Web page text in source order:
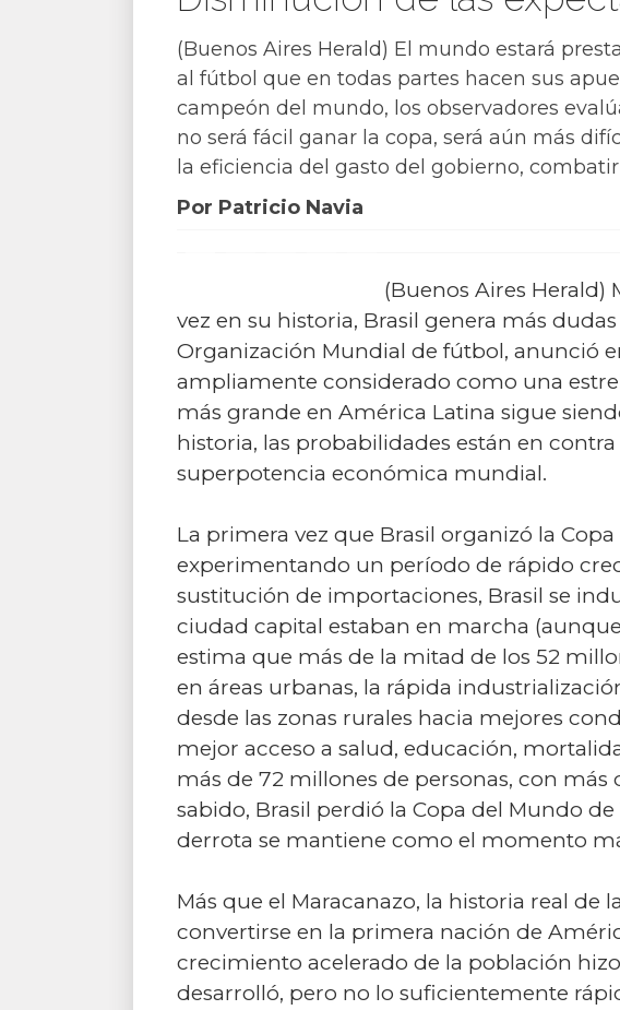
(Buenos Aires Herald) El mundo estará
al fútbol que en todas partes hacen sus
campeón del mundo, los observadores
no será fácil ganar la copa, será aún más
la eficiencia del gasto del gobierno,
Por Patricio Navia
(Buenos Aires
vez en su historia, Brasil genera más
Organización Mundial de fútbol, anunció
ampliamente considerado como una
más grande en América Latina sigue
historia, las probabilidades están en
superpotencia económica mundial.
La primera vez que Brasil organizó la
experimentando un período de rápido
sustitución de importaciones, Brasil se
ciudad capital estaban en marcha
estima que más de la mitad de los 52
en áreas urbanas, la rápida
desde las zonas rurales hacia mejores
mejor acceso a salud, educación,
más de 72 millones de personas, con
sabido, Brasil perdió la Copa del Mundo
derrota se mantiene como el momento
Más que el Maracanazo, la historia real
convertirse en la primera nación de
crecimiento acelerado de la población
desarrolló, pero no lo suficientemente